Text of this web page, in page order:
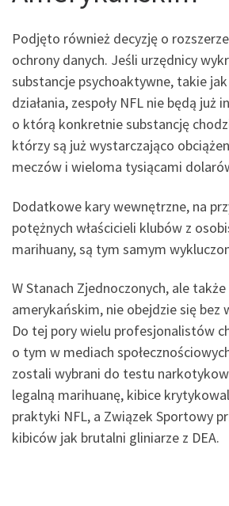
Podjęto również decyzję o
ochrony danych. Jeśli urzędnicy
substancje psychoaktywne, takie
działania, zespoły NFL nie będą
o którą konkretnie substancję
którzy są już wystarczająco
meczów i wieloma tysiącami
Dodatkowe kary wewnętrzne, na
potężnych właścicieli klubów z
marihuany, są tym samym
W Stanach Zjednoczonych, ale
amerykańskim, nie obejdzie się bez
Do tej pory wielu profesjonalistów
o tym w mediach
zostali wybrani do testu
legalną marihuanę, kibice
praktyki NFL, a Związek Sportowy
kibiców jak brutalni gliniarze z DEA.